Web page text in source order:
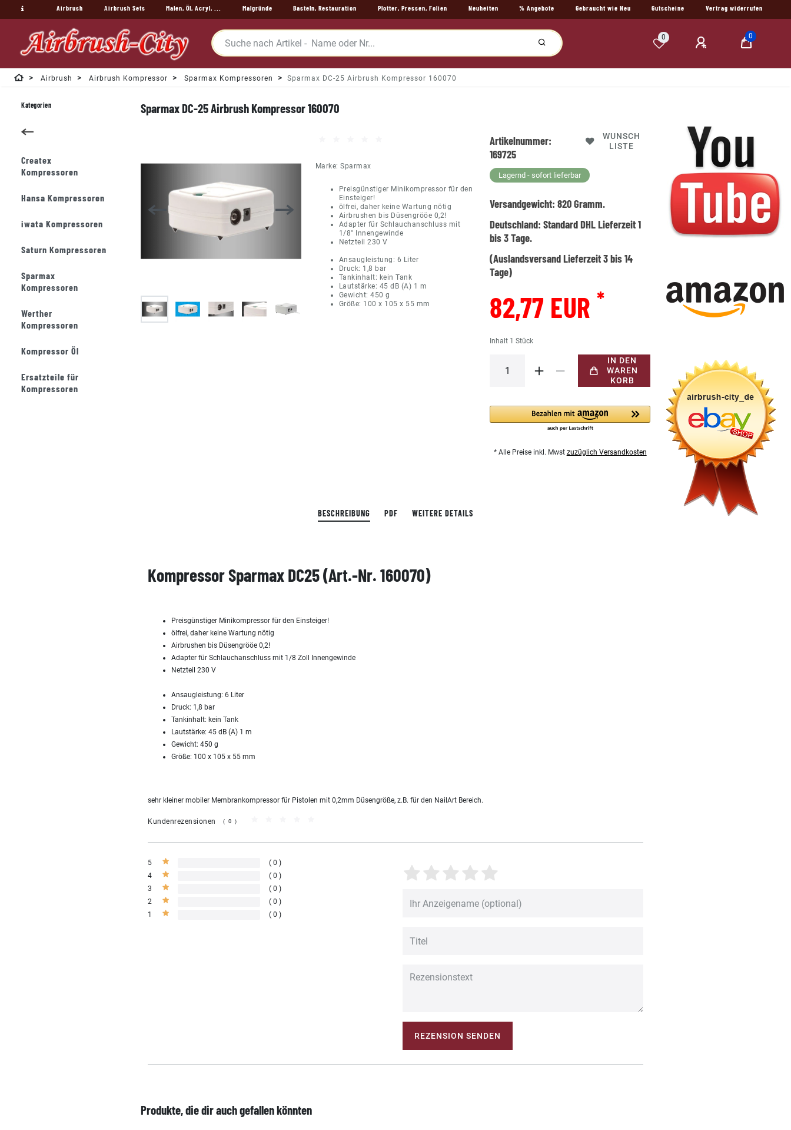
Airbrush Airbrush Sets Malen, Öl, Acryl, ... Malgründe Basteln, Restauration Plotter, Pressen, Folien Neuheiten % Angebote Gebraucht wie Neu Gutscheine Vertrag widerrufen
0 0
Airbrush Airbrush Kompressor Sparmax Kompressoren Sparmax DC-25 Airbrush Kompressor 160070
Sparmax DC-25 Airbrush Kompressor 160070
Marke:Sparmax
Preisgünstiger Minikompressor für den
Einsteiger!
ölfrei, daher keine Wartung nötig
Airbrushen bis Düsengrööe 0,2!
Adapter für Schlauchanschluss mit
1/8" Innengewinde
Netzteil 230 V
Ansaugleistung: 6 Liter
Druck: 1,8 bar
Tankinhalt: kein Tank
Lautstärke: 45 dB (A) 1 m
Gewicht: 450 g
Größe: 100 x 105 x 55 mm
Artikelnummer:
169725
WUNSCH
LISTE
Lagernd - sofort lieferbar
Versandgewicht:820Gramm.
Deutschland:Standard DHL Lieferzeit 1
bis 3 Tage.
(Auslandsversand Lieferzeit 3 bis 14
Tage)
82,77 EUR*
Inhalt 1Stück
IN DEN
WAREN
KORB
* Alle Preise inkl. Mwst zuzüglich Versandkosten
BESCHREIBUNG PDF WEITERE DETAILS
Kompressor Sparmax DC25 (Art.-Nr. 160070)
Preisgünstiger Minikompressor für den Einsteiger!
ölfrei, daher keine Wartung nötig
Airbrushen bis Düsengrööe 0,2!
Adapter für Schlauchanschluss mit 1/8 Zoll Innengewinde
Netzteil 230 V
Ansaugleistung: 6 Liter
Druck: 1,8 bar
Tankinhalt: kein Tank
Lautstärke: 45 dB (A) 1 m
Gewicht: 450 g
Größe: 100 x 105 x 55 mm
sehr kleiner mobiler Membrankompressor für Pistolen mit 0,2mm Düsengröße, z.B. für den NailArt Bereich.
Kundenrezensionen (0)
5
0
4
0
3
0
2
0
1
0
REZENSION SENDEN
Produkte, die dir auch gefallen könnten
Kategorien
Createx
Kompressoren
Hansa Kompressoren
iwata Kompressoren
Saturn Kompressoren
Sparmax
Kompressoren
Werther
Kompressoren
Kompressor Öl
Ersatzteile für
Kompressoren